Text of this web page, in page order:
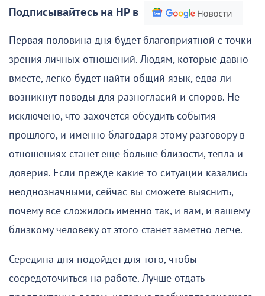
Подписывайтесь на НР в
Первая половина дня будет благоприятной с точки
зрения личных отношений. Людям, которые давно
вместе, легко будет найти общий язык, едва ли
возникнут поводы для разногласий и споров. Не
исключено, что захочется обсудить события
прошлого, и именно благодаря этому разговору в
отношениях станет еще больше близости, тепла и
доверия. Если прежде какие-то ситуации казались
неоднозначными, сейчас вы сможете выяснить,
почему все сложилось именно так, и вам, и вашему
близкому человеку от этого станет заметно легче.
Середина дня подойдет для того, чтобы
сосредоточиться на работе. Лучше отдать